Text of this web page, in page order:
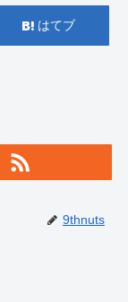
はてブ
9thnuts